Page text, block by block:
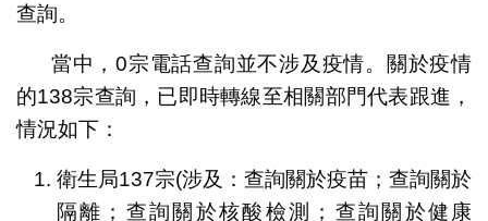
查詢。
當中，0宗電話查詢並不涉及疫情。關於疫情
的138宗查詢，已即時轉線至相關部門代表跟進，
情況如下：
衛生局137宗(涉及：查詢關於疫苗；查詢關於
隔離；查詢關於核酸檢測；查詢關於健康